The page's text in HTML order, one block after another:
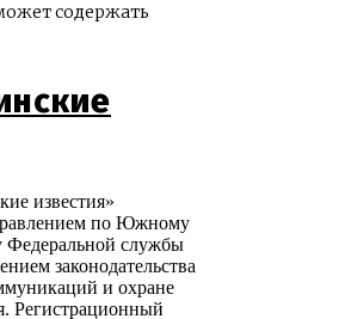
содержать
известия»
по Южному
Федеральной службы
законодательства
и охране
Регистрационный